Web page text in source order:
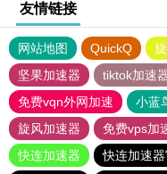
友情链接
网站地图 QuickQ
坚果加速器
tiktok加速
免费vqn外网加速
小蓝
旋风加速器
免费vps加
快连加速器
快连加速